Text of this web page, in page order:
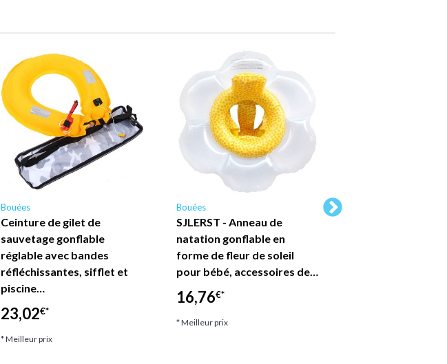
Bouées
Ceinture de gilet de
sauvetage gonflable
réglable avec bandes
réfléchissantes, sifflet et
piscine…
23,02€*
* Meilleur prix
Bouées
SJLERST - Anneau de
natation gonflable en
forme de fleur de soleil
pour bébé, accessoires de…
16,76€*
* Meilleur prix